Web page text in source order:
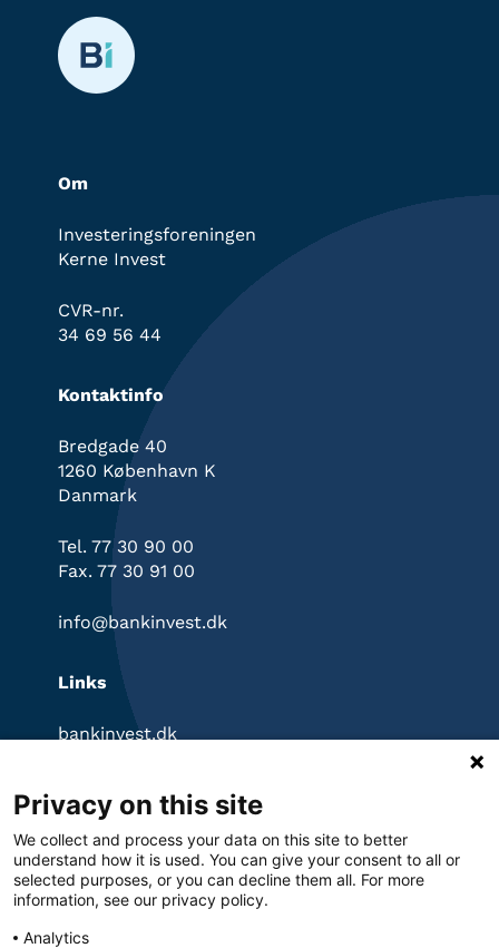
Om
Investeringsforeningen
Kerne Invest
CVR-nr.
34 69 56 44
Kontaktinfo
Bredgade 40
1260 København K
Danmark
Tel. 77 30 90 00
Fax. 77 30 91 00
info@bankinvest.dk
Links
bankinvest.dk
Ansvarsfraskrivelse
Privatlivspolitik
Cookies
Privacy on this site
We collect and process your data on this site to better
understand how it is used. You can give your consent to all or
selected purposes, or you can decline them all. For more
information, see our privacy policy.
Analytics